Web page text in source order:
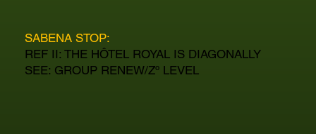
SABENA STOP:
REF II: THE HÔTEL ROYAL IS DIAGONALLY
SEE: GROUP RENEW/Zº LEVEL